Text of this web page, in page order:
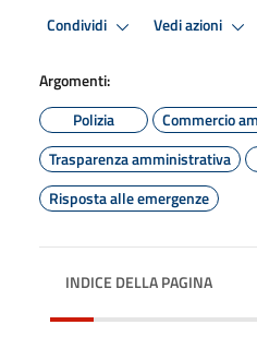
Condividi Vedi azioni
Argomenti:
Polizia
Commercio
Trasparenza amministrativa
Risposta alle emergenze
INDICE DELLA PAGINA